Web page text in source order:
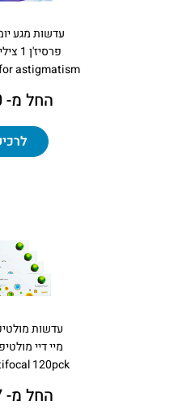
עדשות מגע
פרסיז'ן 1 צילינדר במבצע
astigmatism
החל מ- 190 ₪
עדשות
מיי דיי מולטיפוקל
120pck
החל מ- 147 ₪